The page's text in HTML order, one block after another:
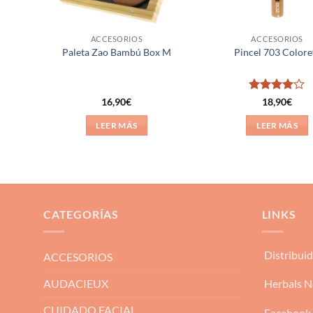
ACCESORIOS
Paleta Zao Bambú Box M
16,90€
LEER MÁS
ACCESORIOS
Pincel 703
Valorado
18,90€
LEER MÁS
CATEGORÍAS
ACCESORIOS
AUDACIEUX
CUIDADO FACIAL
LINKS
Herbals